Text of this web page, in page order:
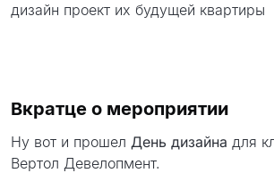
г. Москва
Обсудить
дизайн проект их будущей квартиры
Вкратце о мероприятии
Ну вот и прошел День дизайна для
Вертол Девелопмент.